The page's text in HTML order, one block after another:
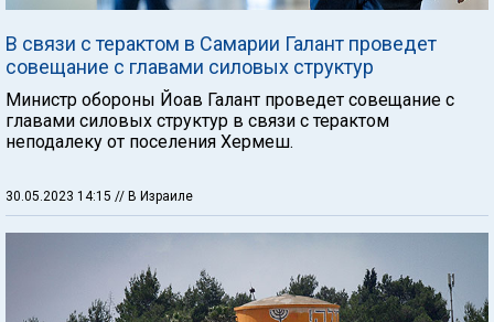
В связи с терактом в Самарии Галант проведет
совещание с главами силовых структур
Министр обороны Йоав Галант проведет совещание с
главами силовых структур в связи с терактом
неподалеку от поселения Хермеш.
30.05.2023 14:15 // В Израиле